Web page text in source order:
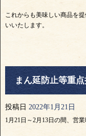
これからも美味しい商品を
いいたします。
まん延防止等重
投稿日 2022年1月21日
1月21日～2月13日の間、営